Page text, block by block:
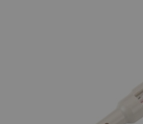
Echipamente de muls